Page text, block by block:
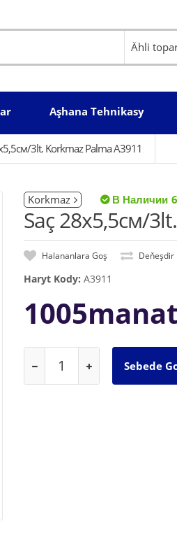
Aşhana Tehnikasy
3lt. Korkmaz Palma A3911
Korkmaz 6
Saç 28x5,5см/
Halananlara Goş Deňeşdir
Haryt Kody: A3911
1005manat